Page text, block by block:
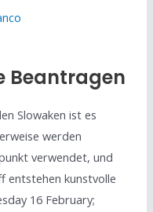
Beantragen
Slowaken ist es
werden
verwendet, und
entstehen kunstvolle
16 February;